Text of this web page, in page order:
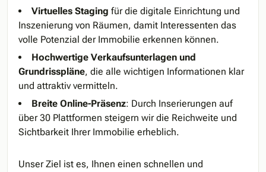
Virtuelles Staging für die digitale Einrichtung und
Inszenierung von Räumen, damit Interessenten das
volle Potenzial der Immobilie erkennen können.
Hochwertige Verkaufsunterlagen und
Grundrisspläne, die alle wichtigen Informationen klar
und attraktiv vermitteln.
Breite Online-Präsenz: Durch Inserierungen auf
über 30 Plattformen steigern wir die Reichweite und
Sichtbarkeit Ihrer Immobilie erheblich.
Unser Ziel ist es, Ihnen einen schnellen und